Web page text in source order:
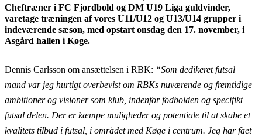
Cheftræner i FC Fjordbold og DM U19 Liga guldvinder,
varetage træningen af vores U11/U12 og U13/U14 grupper i
indeværende sæson, med opstart onsdag den 17. november, i
Asgård hallen i Køge.
Dennis Carlsson om ansættelsen i RBK: “Som dedikeret futsal
mand var jeg hurtigt overbevist om RBKs nuværende og fremtidige
ambitioner og visioner som klub, indenfor fodbolden og specifikt
futsal delen. Der er kæmpe muligheder og potentiale til at skabe et
kvalitets tilbud i futsal, i området med Køge i centrum. Jeg har fået